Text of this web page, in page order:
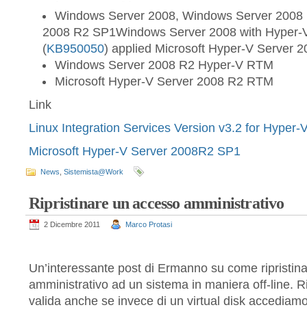
Windows Server 2008, Windows Server
2008 R2 SP1Windows Server 2008 with Hyper-
(KB950050) applied Microsoft Hyper-V Server
Windows Server 2008 R2 Hyper-V RTM
Microsoft Hyper-V Server 2008 R2 RTM
Link
Linux Integration Services Version v3.2 for Hyper-
Microsoft Hyper-V Server 2008R2 SP1
News Sistemista@Work
Ripristinare un accesso amministrativo
2 Dicembre 2011 Marco Protasi
Un’interessante post di Ermanno su come
amministrativo ad un sistema in maniera off-line.
valida anche se invece di un virtual disk